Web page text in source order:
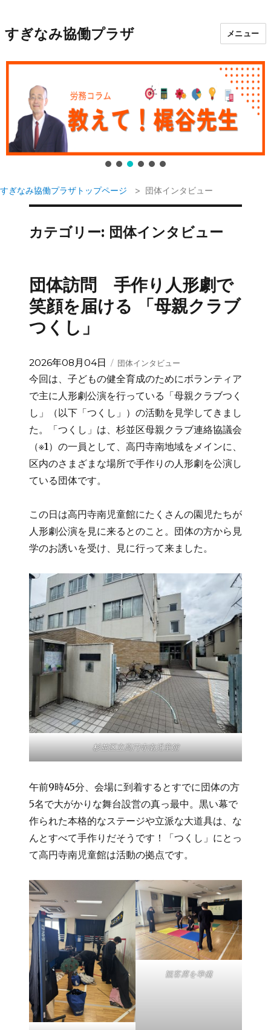
すぎなみ協働プラザ メニュー
すぎなみ協働プラザトップページ 団体インタビュー
カテゴリー: 団体インタビュー
団体訪問 手作り人形劇で
笑顔を届ける 「母親クラブ
つくし」
投
稿
日:
2026年08月04日
カ
テ
ゴ
リ
ー
団体インタビュー
今回は、子どもの健全育成のためにボランティア
で主に人形劇公演を行っている「母親クラブつく
し」（以下「つくし」）の活動を見学してきまし
た。「つくし」は、杉並区母親クラブ連絡協議会
（※1）の一員として、高円寺南地域をメインに、
区内のさまざまな場所で手作りの人形劇を公演し
ている団体です。
この日は高円寺南児童館にたくさんの園児たちが
人形劇公演を見に来るとのこと。団体の方から見
学のお誘いを受け、見に行って来ました。
杉並区立高円寺南児童館
午前9時45分、会場に到着するとすでに団体の方
5名で大がかりな舞台設営の真っ最中。黒い幕で
作られた本格的なステージや立派な大道具は、な
んとすべて手作りだそうです！「つくし」にとっ
て高円寺南児童館は活動の拠点です。
観客席を準備